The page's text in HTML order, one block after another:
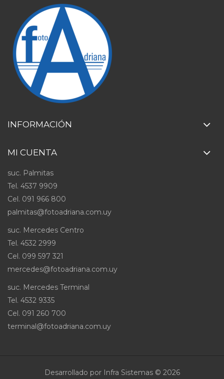
INFORMACIÓN
MI CUENTA
suc. Palmitas
Tel. 4537 9909
Cel. 091 966 800
palmitas@fotoadriana.com.uy
suc. Mercedes Centro
Tel. 4532 2999
Cel. 099 597 321
mercedes@fotoadriana.com.uy
suc. Mercedes Terminal
Tel. 4532 9335
Cel. 091 260 700
terminal@fotoadriana.com.uy
Desarrollado por Infra Sistemas© 2026